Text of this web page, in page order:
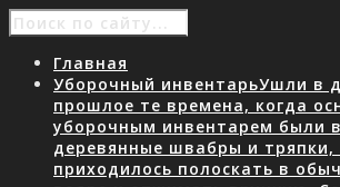
Главная
Уборочный инвентарьУшли в
прошлое те времена, когда
уборочным инвентарем были
деревянные швабры и тряпки,
приходилось полоскать в